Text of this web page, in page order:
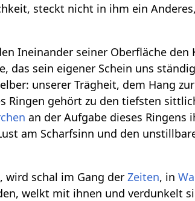
steckt nicht in ihm ein
Ineinander seiner Oberfläche den
das sein eigener Schein uns
unserer Trägheit, dem Hang
Ringen gehört zu den tiefsten
an der Aufgabe dieses Ringens
am Scharfsinn und den
wird schal im Gang derZeiten, in
welkt mit ihnen und verdunkelt